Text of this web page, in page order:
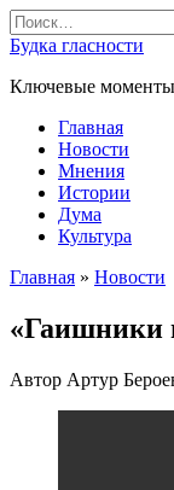
Перейти
к
содержанию
Search
for:
Будка гласности
Ключевые моменты
Главная
Новости
Мнения
Истории
Дума
Культура
Главная » Новости
«Гаишники
Автор Артур